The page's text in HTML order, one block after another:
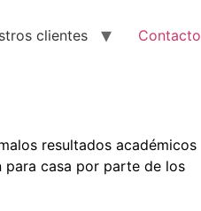
clientes Contacto
resultados académicos
para casa por parte de los